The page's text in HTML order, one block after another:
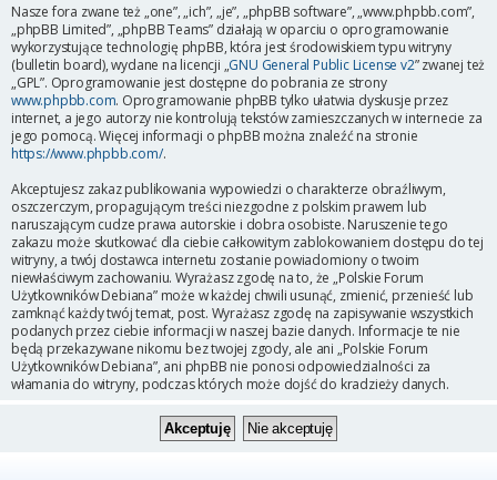
Nasze fora zwane też „one”, „ich”, „je”, „phpBB software”, „www.phpbb.com”,
„phpBB Limited”, „phpBB Teams” działają w oparciu o oprogramowanie
wykorzystujące technologię phpBB, która jest środowiskiem typu witryny
(bulletin board), wydane na licencji „GNU General Public License v2” zwanej też
„GPL”. Oprogramowanie jest dostępne do pobrania ze strony
www.phpbb.com. Oprogramowanie phpBB tylko ułatwia dyskusje przez
internet, a jego autorzy nie kontrolują tekstów zamieszczanych w internecie za
jego pomocą. Więcej informacji o phpBB można znaleźć na stronie
https://www.phpbb.com/.
Akceptujesz zakaz publikowania wypowiedzi o charakterze obraźliwym,
oszczerczym, propagującym treści niezgodne z polskim prawem lub
naruszającym cudze prawa autorskie i dobra osobiste. Naruszenie tego
zakazu może skutkować dla ciebie całkowitym zablokowaniem dostępu do tej
witryny, a twój dostawca internetu zostanie powiadomiony o twoim
niewłaściwym zachowaniu. Wyrażasz zgodę na to, że „Polskie Forum
Użytkowników Debiana” może w każdej chwili usunąć, zmienić, przenieść lub
zamknąć każdy twój temat, post. Wyrażasz zgodę na zapisywanie wszystkich
podanych przez ciebie informacji w naszej bazie danych. Informacje te nie
będą przekazywane nikomu bez twojej zgody, ale ani „Polskie Forum
Użytkowników Debiana”, ani phpBB nie ponosi odpowiedzialności za
włamania do witryny, podczas których może dojść do kradzieży danych.